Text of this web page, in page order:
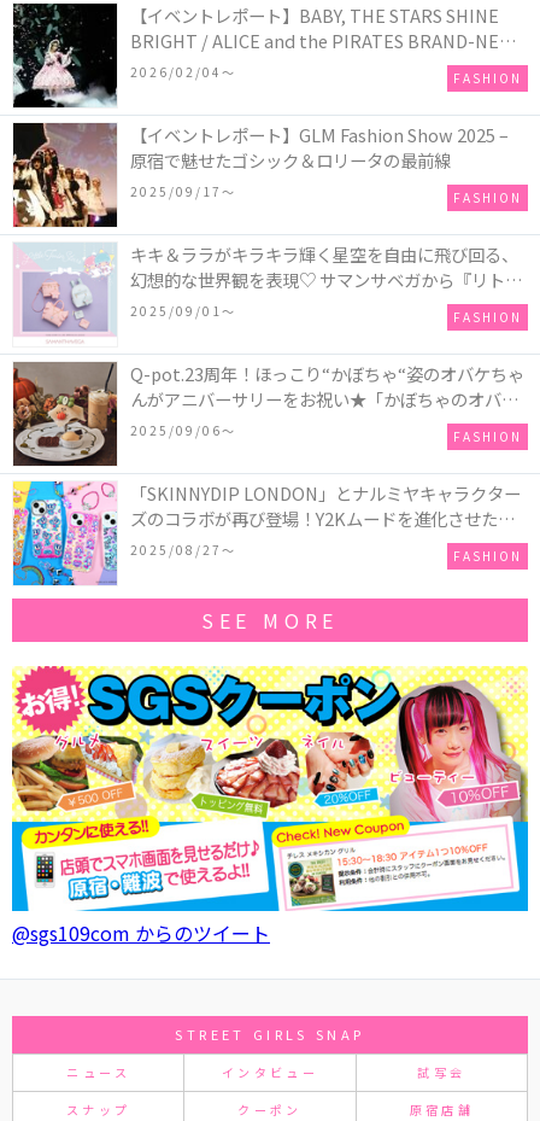
【イベントレポート】BABY, THE STARS SHINE
BRIGHT / ALICE and the PIRATES BRAND-NEW
COLLECTION in TOKYO
2026/02/04〜 FASHION
【イベントレポート】GLM Fashion Show 2025 –
原宿で魅せたゴシック＆ロリータの最前線
2025/09/17〜 FASHION
キキ＆ララがキラキラ輝く星空を自由に飛び回る、
幻想的な世界観を表現♡ サマンサベガから『リトル
ツインスターズ』50周年アニバーサリーイヤー』を
2025/09/01〜 FASHION
Q-pot.23周年！ほっこり“かぼちゃ“姿のオバケちゃ
んがアニバーサリーをお祝い★「かぼちゃのオバケ
ーキアクセサリー」が新発売！Q-pot CAFE.では
「かぼちゃのオバケーキプレート」も登場
2025/09/06〜 FASHION
「SKINNYDIP LONDON」とナルミヤキャラクター
ズのコラボが再び登場！Y2Kムードを進化させた新
作コレクションを発売♪
2025/08/27〜 FASHION
SEE MORE
@sgs109com からのツイート
STREET GIRLS SNAP
ニュース インタビュー 試写会
スナップ クーポン 原宿店舗